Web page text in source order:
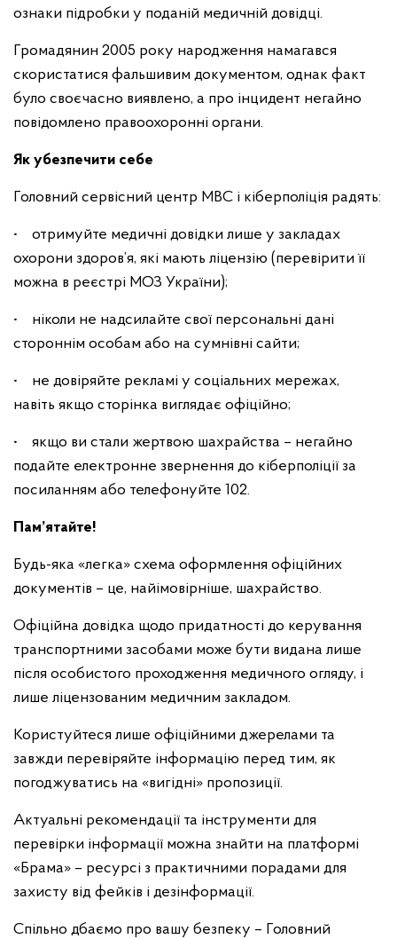
ознаки підробки у поданій медичній довідці.
Громадянин 2005 року народження намагався
скористатися фальшивим документом, однак факт
було своєчасно виявлено, а про інцидент негайно
повідомлено правоохоронні органи.
Як убезпечити себе
Головний сервісний центр МВС і кіберполіція радять:
• отримуйте медичні довідки лише у закладах
охорони здоров’я, які мають ліцензію (перевірити її
можна в реєстрі МОЗ України);
• ніколи не надсилайте свої персональні дані
стороннім особам або на сумнівні сайти;
• не довіряйте рекламі у соціальних мережах,
навіть якщо сторінка виглядає офіційно;
• якщо ви стали жертвою шахрайства – негайно
подайте електронне звернення до кіберполіції за
посиланням або телефонуйте 102.
Пам’ятайте!
Будь-яка «легка» схема оформлення офіційних
документів – це, найімовірніше, шахрайство.
Офіційна довідка щодо придатності до керування
транспортними засобами може бути видана лише
після особистого проходження медичного огляду, і
лише ліцензованим медичним закладом.
Користуйтеся лише офіційними джерелами та
завжди перевіряйте інформацію перед тим, як
погоджуватись на «вигідні» пропозиції.
Актуальні рекомендації та інструменти для
перевірки інформації можна знайти на платформі
«Брама» – ресурсі з практичними порадами для
захисту від фейків і дезінформації.
Спільно дбаємо про вашу безпеку – Головний